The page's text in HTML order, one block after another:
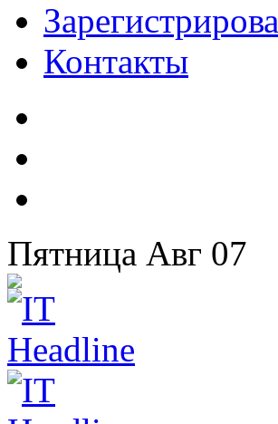
Контакты
Пятница Авг 07